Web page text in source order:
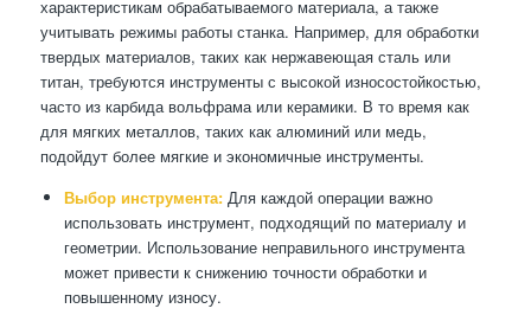
характеристикам обрабатываемого материала, а также
учитывать режимы работы станка. Например, для обработки
твердых материалов, таких как нержавеющая сталь или
титан, требуются инструменты с высокой износостойкостью,
часто из карбида вольфрама или керамики. В то время как
для мягких металлов, таких как алюминий или медь,
подойдут более мягкие и экономичные инструменты.
Выбор инструмента:Для каждой операции важно
использовать инструмент, подходящий по материалу и
геометрии. Использование неправильного инструмента
может привести к снижению точности обработки и
повышенному износу.